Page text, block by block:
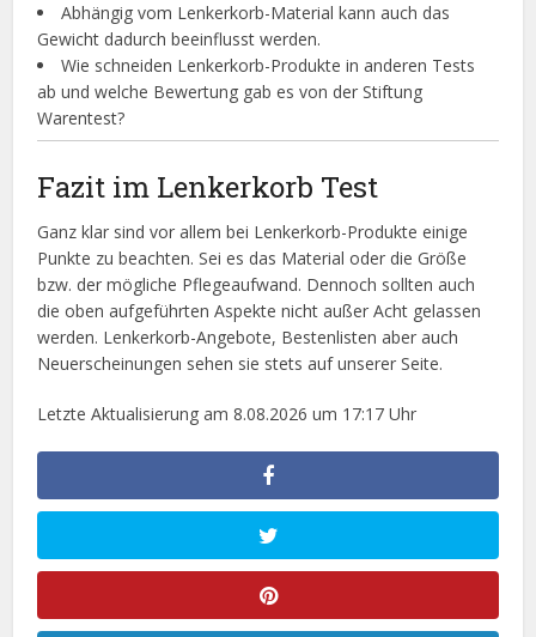
Abhängig vom Lenkerkorb-Material kann auch das
Gewicht dadurch beeinflusst werden.
Wie schneiden Lenkerkorb-Produkte in anderen Tests
ab und welche Bewertung gab es von der Stiftung
Warentest?
Fazit im Lenkerkorb Test
Ganz klar sind vor allem bei Lenkerkorb-Produkte einige
Punkte zu beachten. Sei es das Material oder die Größe
bzw. der mögliche Pflegeaufwand. Dennoch sollten auch
die oben aufgeführten Aspekte nicht außer Acht gelassen
werden. Lenkerkorb-Angebote, Bestenlisten aber auch
Neuerscheinungen sehen sie stets auf unserer Seite.
Letzte Aktualisierung am 8.08.2026 um 17:17 Uhr